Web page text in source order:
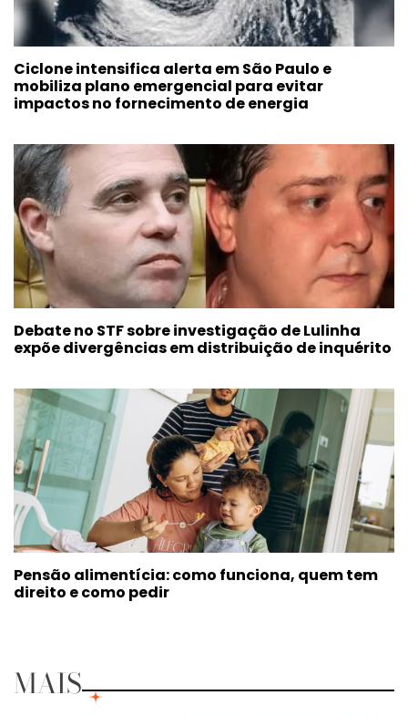
Ciclone intensifica alerta em São Paulo e
mobiliza plano emergencial para evitar
impactos no fornecimento de energia
Debate no STF sobre investigação de Lulinha
expõe divergências em distribuição de inquérito
Pensão alimentícia: como funciona, quem tem
direito e como pedir
MAIS